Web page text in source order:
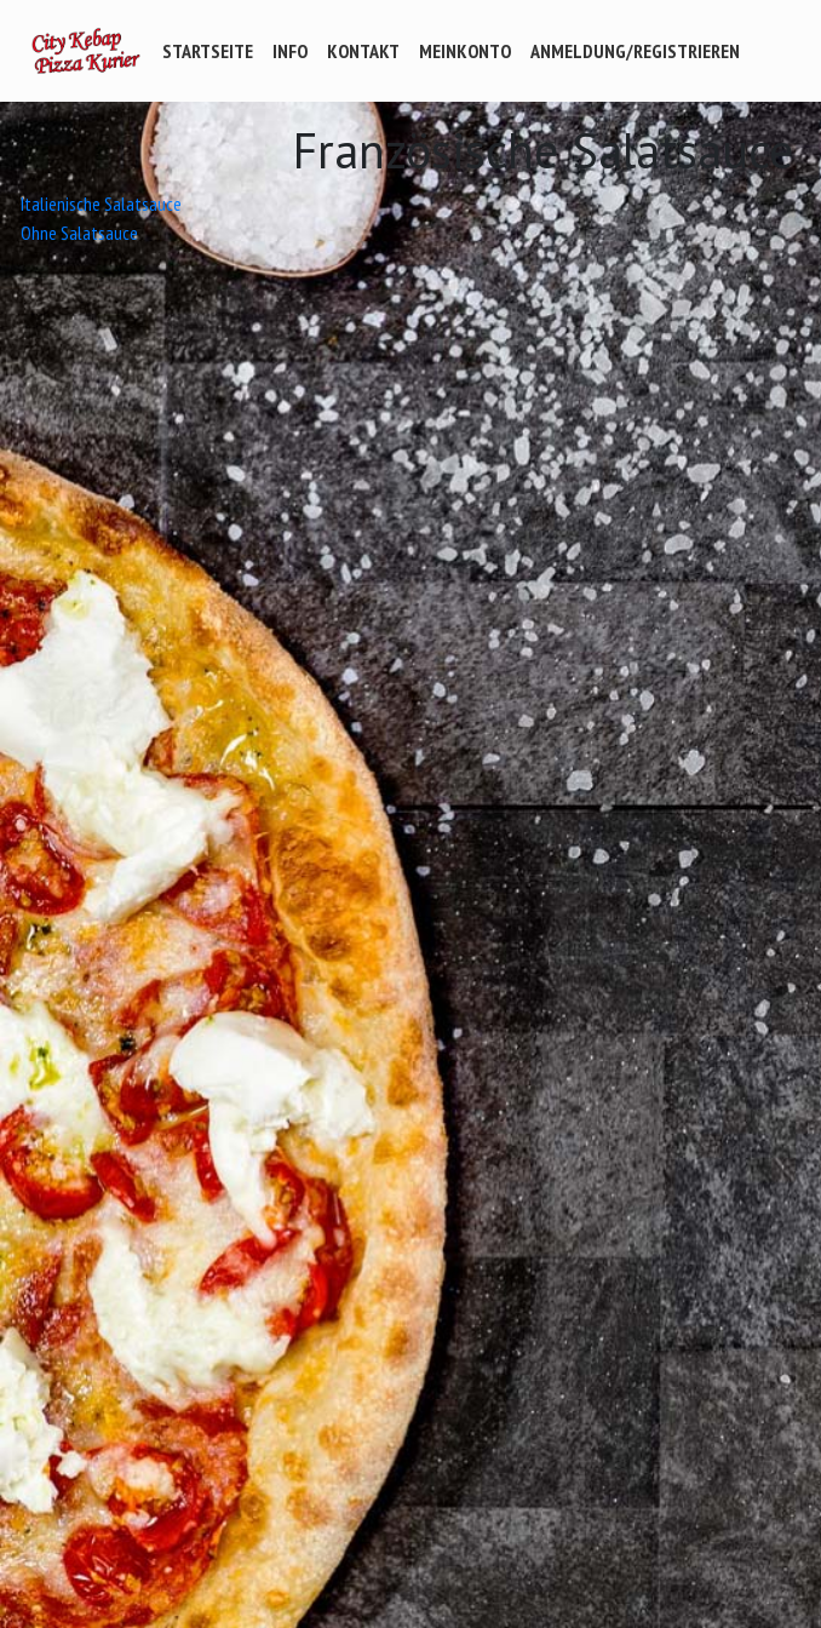
STARTSEITE INFO KONTAKT MEINKONTO ANMELDUNG/REGISTRIEREN
Französische Salatsauce
Beitrags-
Navigation
Italienische Salatsauce
Ohne Salatsauce